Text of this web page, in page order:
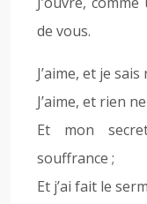
de vous.
J’aime, et je
J’aime, et rien
Et mon
souffrance ;
Et j’ai fait le